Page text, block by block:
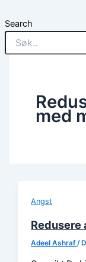
Search
med
Angst
Redusere
Adeel Ashraf /